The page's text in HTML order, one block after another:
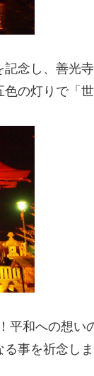
記念し、善光
の灯りで「
平和への想い
事を祈念しま